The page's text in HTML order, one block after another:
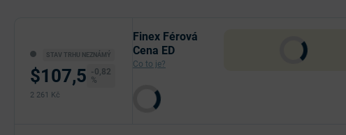
STAV TRHU NEZNÁMÝ
$107,5 -0,82
%
2 261 Kč
Finex Férová
Cena ED
Co to je?